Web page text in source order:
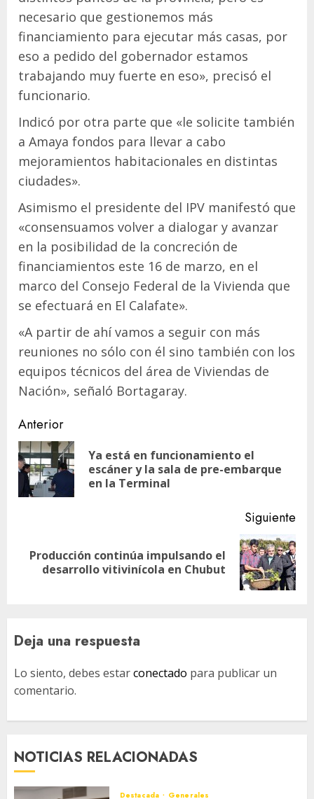
necesario que gestionemos más
financiamiento para ejecutar más casas, por
eso a pedido del gobernador estamos
trabajando muy fuerte en eso», precisó el
funcionario.
Indicó por otra parte que «le solicite también
a Amaya fondos para llevar a cabo
mejoramientos habitacionales en distintas
ciudades».
Asimismo el presidente del IPV manifestó que
«consensuamos volver a dialogar y avanzar
en la posibilidad de la concreción de
financiamientos este 16 de marzo, en el
marco del Consejo Federal de la Vivienda que
se efectuará en El Calafate».
«A partir de ahí vamos a seguir con más
reuniones no sólo con él sino también con los
equipos técnicos del área de Viviendas de
Nación», señaló Bortagaray.
Navegación
de
entradas
Anterior
Ya está en funcionamiento el
escáner y la sala de pre-embarque
en la Terminal
Siguiente
Siguiente
entrada:
Producción continúa impulsando el
desarrollo vitivinícola en Chubut
Deja una respuesta
Lo siento, debes estarconectado para publicar un
comentario.
NOTICIAS RELACIONADAS
Destacada Generales